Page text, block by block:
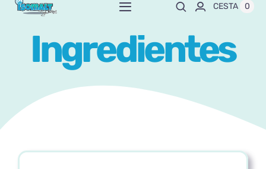
Toggle
Inicio
Personaliza y encarga
CESTA 0
Ingredientes